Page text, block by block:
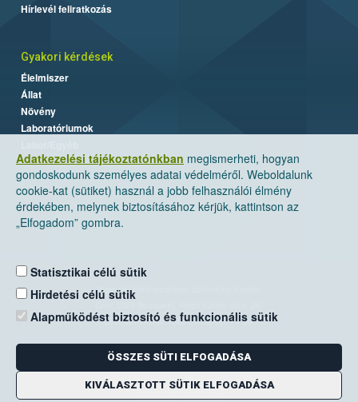
Adatkezelési tájékoztatónkban megismerheti, hogyan
gondoskodunk személyes adatai védelméről. Weboldalunk
cookie-kat (sütiket) használ a jobb felhasználói élmény
érdekében, melynek biztosításához kérjük, kattintson az
„Elfogadom” gombra.
Statisztikai célú sütik
Hirdetési célú sütik
Alapműködést biztosító és funkcionális sütik
ÖSSZES SÜTI ELFOGADÁSA
KIVÁLASZTOTT SÜTIK ELFOGADÁSA
Hírlevél feliratkozás
Gyakori kérdések
Élelmiszer
Állat
Növény
Laboratóriumok
Nemzeti Élelmiszerlánc-biztonsági Hivatal
Levelezési cím: 1525 Budapest. Pf. 30.
E-mail:ugyfelszolgalat@nebih.gov.hu
Zöld szám: 06-80/263-244
Telefon: 06-1/ 336-9000